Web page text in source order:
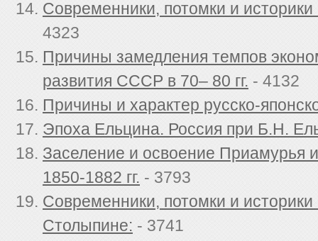
Современники, потомки и
4323
Причины замедления темпов
развития СССР в 70– 80 гг. - 4132
Причины и характер русско-
Эпоха Ельцина. Россия при Б.Н.
Заселение и освоение Приамурья
1850-1882 гг. - 3793
Современники, потомки и
Столыпине: - 3741